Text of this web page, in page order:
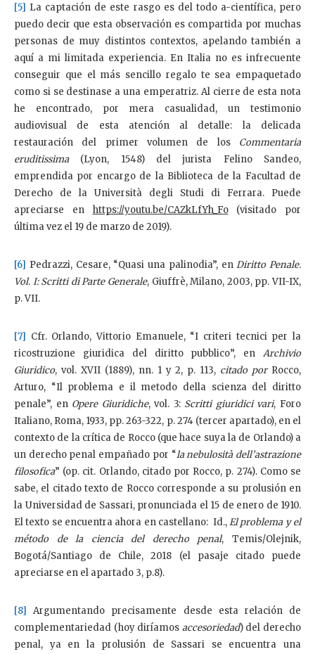
[5] La captación de este rasgo es del todo a-científica, pero
puedo decir que esta observación es compartida por muchas
personas de muy distintos contextos, apelando también a
aquí a mi limitada experiencia. En Italia no es infrecuente
conseguir que el más sencillo regalo te sea empaquetado
como si se destinase a una emperatriz. Al cierre de esta nota
he encontrado, por mera casualidad, un testimonio
audiovisual de esta atención al detalle: la delicada
restauración del primer volumen de los Commentaria
eruditissima(Lyon, 1548) del jurista Felino Sandeo,
emprendida por encargo de la Biblioteca de la Facultad de
Derecho de la Università degli Studi di Ferrara. Puede
apreciarse en https://youtu.be/CAZkLfYh_Fo(visitado por
última vez el 19 de marzo de 2019).
[6] Pedrazzi, Cesare, “Quasi una palinodia”, enDiritto Penale.
Vol. I: Scritti di Parte Generale, Giuffrè, Milano, 2003, pp. VII-IX,
p. VII.
[7] Cfr. Orlando, Vittorio Emanuele, “I criteri tecnici per la
ricostruzione giuridica del diritto pubblico”, en Archivio
Giuridico, vol. XVII (1889), nn. 1 y 2, p. 113, citado porRocco,
Arturo, “Il problema e il metodo della scienza del diritto
penale”, en Opere Giuridiche, vol. 3: Scritti giuridici vari, Foro
Italiano, Roma, 1933, pp. 263-322, p. 274 (tercer apartado), en el
contexto de la crítica de Rocco (que hace suya la de Orlando) a
un derecho penal empañado por “la nebulosità dell’astrazione
filosofica” (op. cit. Orlando, citado por Rocco, p. 274). Como se
sabe, el citado texto de Rocco corresponde a su prolusión en
la Universidad de Sassari, pronunciada el 15 de enero de 1910.
El texto se encuentra ahora en castellano: Id.,El problema y el
método de la ciencia del derecho penal, Temis/Olejnik,
Bogotá/Santiago de Chile, 2018 (el pasaje citado puede
apreciarse en el apartado 3, p.8).
[8] Argumentando precisamente desde esta relación de
complementariedad (hoy diríamos accesoriedad) del derecho
penal, ya en la prolusión de Sassari se encuentra una